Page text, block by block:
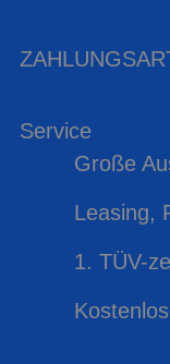
Service
Große
Leasing,
1. TÜV-